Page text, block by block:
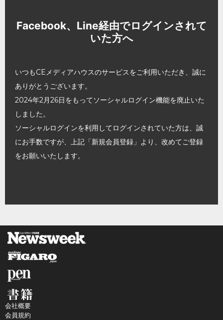
Facebook、Line経由でログインされて
いた方へ
いつもCEメディアハウスのサービスをご利用いただき、誠に
ありがとうございます。
2024年2月26日をもってソーシャルログイン機能を廃止いた
しました。
ソーシャルログインを利用してログインされていた方は、誠
にお手数ですが、上記「新規会員登録」より、改めてご登録
をお願いいたします。
会社概要
会員規約